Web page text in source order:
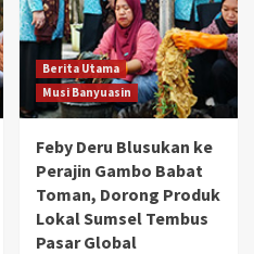
Berita Utama
Musi Banyuasin
Feby Deru Blusukan ke
Perajin Gambo Babat
Toman, Dorong Produk
Lokal Sumsel Tembus
Pasar Global